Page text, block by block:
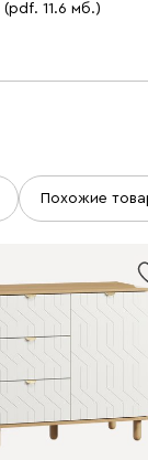
(pdf. 11.6 мб.)
Похожие